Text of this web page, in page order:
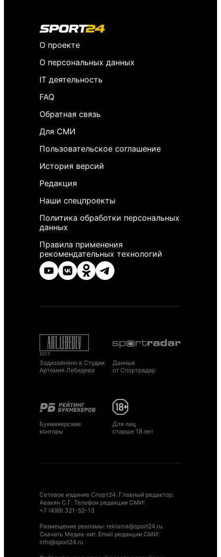
О проекте
О персональных данных
IT деятельность
FAQ
Обратная связь
Для СМИ
Пользовательское соглашение
История версий
Редакция
Наши спецпроекты
Политика обработки персональных
данных
Правила применения
рекомендательных технологий
Задизайнено в Студии
Артемия Лебедева
Данные
от Спортрадар
Букмекерские
конторы
Для лиц
старше 18 лет
Сетевое издание Спорт24. Главный редактор:
Авакян С.Г. Телефон редакции СМИ:
+7 (499) 321-52-13
Размещение рекламы: reklama@sport24.ru.
Скачать Медиа-кит. Email редакции СМИ:
info@sport24.ru